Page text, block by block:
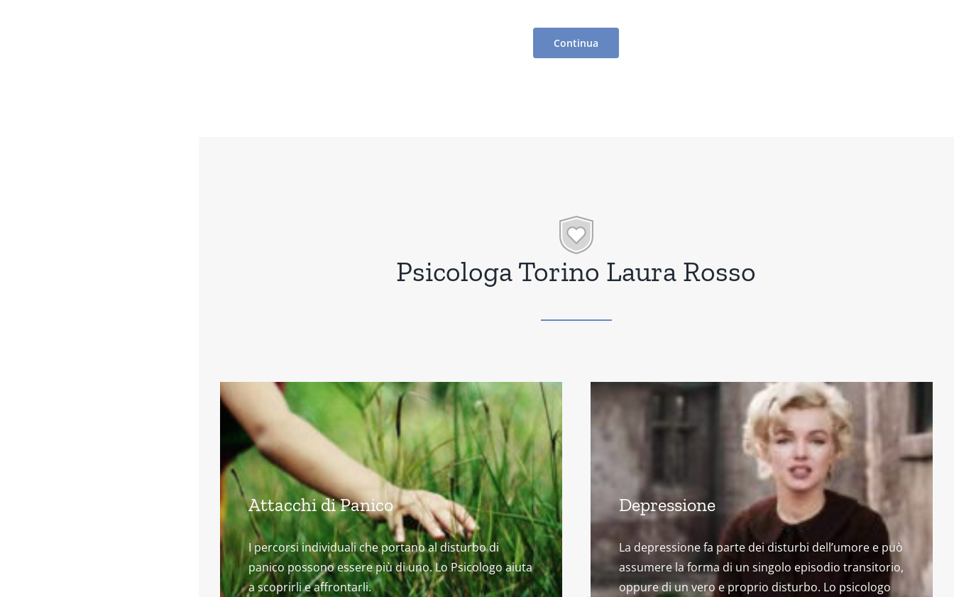
Continua
Psicologa Torino Laura Rosso
Attacchi di Panico
I percorsi individuali che portano al disturbo di
panico possono essere più di uno. Lo Psicologo aiuta
a scoprirli e affrontarli.
Depressione
La depressione fa parte dei disturbi dell’umore e può
assumere la forma di un singolo episodio transitorio,
oppure di un vero e proprio disturbo. Lo psicologo